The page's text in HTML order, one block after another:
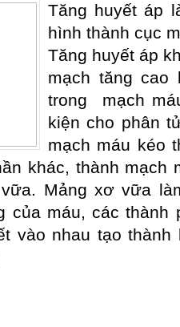
Tăng huyết áp
hình thành cục
Tăng huyết áp
mạch tăng cao
trong mạch
kiện cho phân
mạch máu kéo
khác, thành mạch
Mảng xơ vữa
của máu, các thành
vào nhau tạo thành